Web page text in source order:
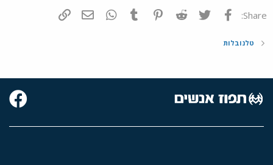
Share: פייסבוק Twitter
Reddit
Pinterest
Tumblr
WhatsAppדואר אלקטרוני
טלנובלות